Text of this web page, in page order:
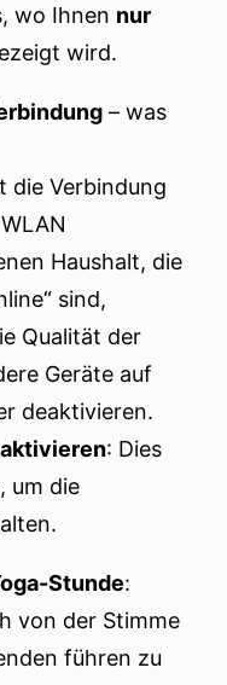
wo Ihnen nur
wird.
– was
die Verbindung
Haushalt, die
sind,
Qualität der
Geräte auf
deaktivieren.
: Dies
um die
Stunde:
von der Stimme
führen zu